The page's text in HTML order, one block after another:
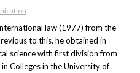
law (1977) from the
to this, he obtained in
science with first division from
Colleges in the University of